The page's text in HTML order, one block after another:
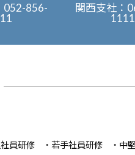
052-856-
関西支社：
1111
員研修 若手社員研修
中